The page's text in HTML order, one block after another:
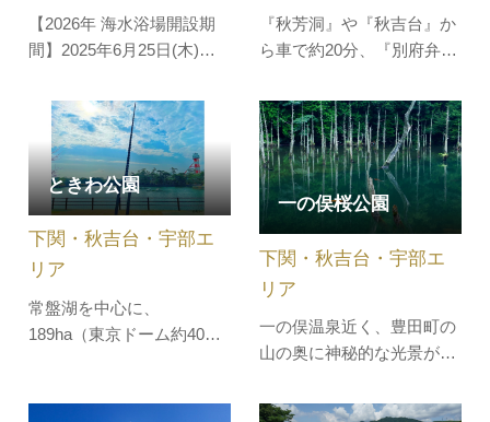
【2026年 海水浴場開設期
間】2025年6月25日(木)～8
園は、快水浴場百選にも認
定されている美しい海水浴
場と隣接し一体となって多
くの人に親しまれていま
す。真っ白な砂浜とヤシの
木が並ぶ開放的なホワイト
ビーチは、まるで南国のリ
『秋芳洞』や『秋吉台』か
ら車で約20分、『別府弁天
沿いに造られた自然公園。
美祢市の夏の風物詩ともな
っている、渓流の水を使っ
た"そうめん流し"は毎年5月
頃から不定期営業で始ま
り、７月・８月は毎日営
業、９月は土日祝のみ営
業…
ときわ公園
常盤湖を中心に、
189ha（東京ドーム約40個
下関・秋吉台・宇部エ
リア
一の俣桜公園
一の俣温泉近く、豊田町の
山の奥に神秘的な光景が！
て、水面に映りこむ姿が神
下関・秋吉台・宇部エ
リア